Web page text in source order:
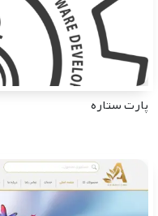
پارت ستاره